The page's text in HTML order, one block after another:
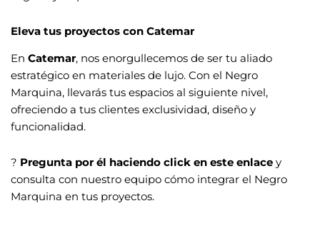
Eleva tus proyectos con Catemar
En Catemar, nos enorgullecemos de ser tu aliado
estratégico en materiales de lujo. Con el Negro
Marquina, llevarás tus espacios al siguiente nivel,
ofreciendo a tus clientes exclusividad, diseño y
funcionalidad.
? Pregunta por él haciendo click en este enlace y
consulta con nuestro equipo cómo integrar el Negro
Marquina en tus proyectos.